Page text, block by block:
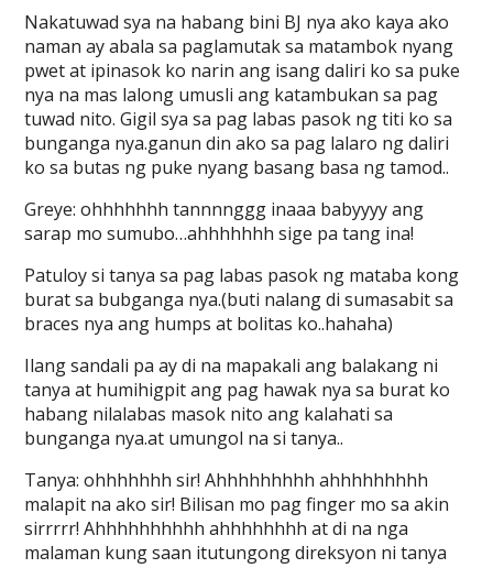
Nakatuwad sya na habang bini BJ nya ako kaya ako
naman ay abala sa paglamutak sa matambok nyang
pwet at ipinasok ko narin ang isang daliri ko sa puke
nya na mas lalong umusli ang katambukan sa pag
tuwad nito. Gigil sya sa pag labas pasok ng titi ko sa
bunganga nya.ganun din ako sa pag lalaro ng daliri
ko sa butas ng puke nyang basang basa ng tamod..
Greye: ohhhhhhh tannnnggg inaaa babyyyy ang
sarap mo sumubo…ahhhhhhh sige pa tang ina!
Patuloy si tanya sa pag labas pasok ng mataba kong
burat sa bubganga nya.(buti nalang di sumasabit sa
braces nya ang humps at bolitas ko..hahaha)
Ilang sandali pa ay di na mapakali ang balakang ni
tanya at humihigpit ang pag hawak nya sa burat ko
habang nilalabas masok nito ang kalahati sa
bunganga nya.at umungol na si tanya..
Tanya: ohhhhhhh sir! Ahhhhhhhhh ahhhhhhhhh
malapit na ako sir! Bilisan mo pag finger mo sa akin
sirrrrr! Ahhhhhhhhhh ahhhhhhhh at di na nga
malaman kung saan itutungong direksyon ni tanya